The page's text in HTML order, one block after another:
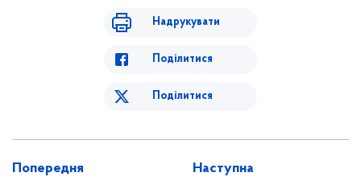
Надрукувати
Поділитися
Поділитися
Попередня Наступна